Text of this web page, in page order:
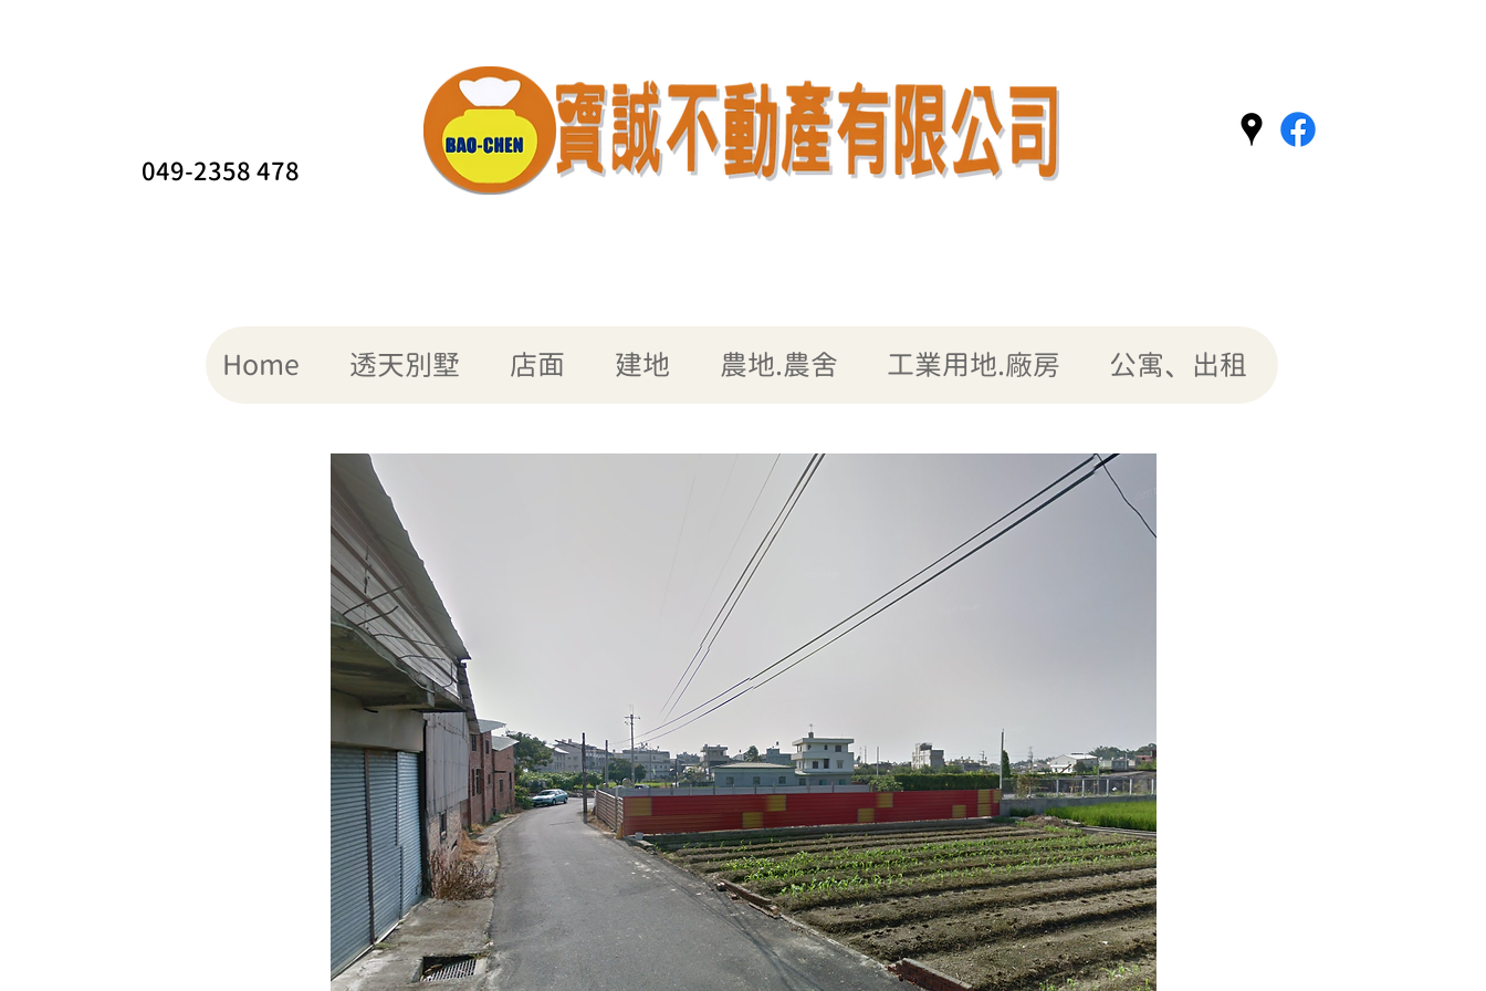
049-2358 478
Home 透天別墅 店面 建地 農地.農舍 工業用地.廠房 公寓、出租